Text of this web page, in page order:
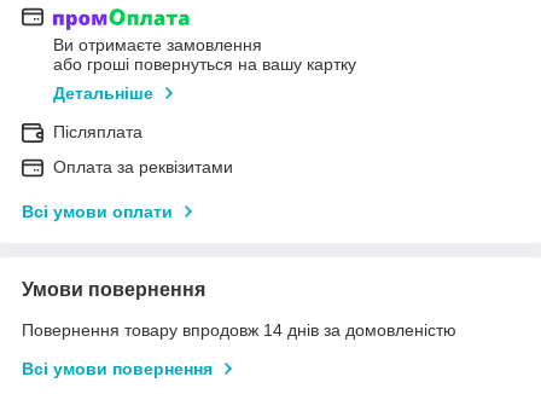
Ви отримаєте замовлення
або гроші повернуться на вашу картку
Детальніше
Післяплата
Оплата за реквізитами
Всі умови оплати
Умови повернення
Повернення товару впродовж 14 днів за домовленістю
Всі умови повернення